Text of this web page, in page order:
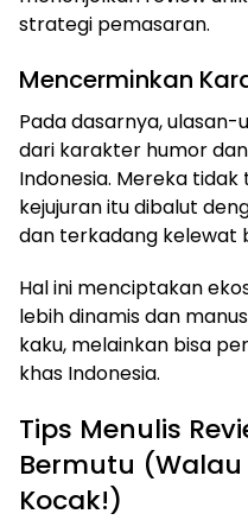
strategi pemasaran.
Mencerminkan
Pada dasarnya,
dari karakter humor
Indonesia. Mereka
kejujuran itu dibalut
dan terkadang kelewat
Hal ini menciptakan
lebih dinamis dan
kaku, melainkan bisa
khas Indonesia.
Tips Menulis
Bermutu (Walau
Kocak!)